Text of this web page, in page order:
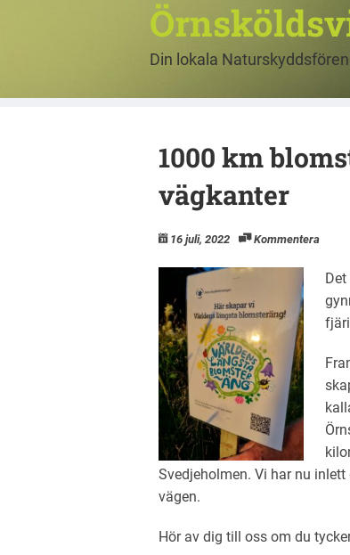
Din lokala
1000 km
vägkanter
16 juli, 2022 Kommentera
Svedjeholmen. Vi har nu
vägen.
Hör av dig till oss om du